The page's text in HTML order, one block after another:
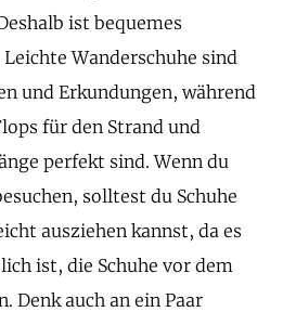
ist bequemes
Wanderschuhe sind
und Erkundungen, während
für den Strand und
perfekt sind. Wenn du
solltest du Schuhe
ausziehen kannst, da es
ist, die Schuhe vor dem
Denk auch an ein Paar